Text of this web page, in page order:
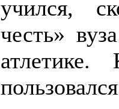
учился,
честь»
атлетике.